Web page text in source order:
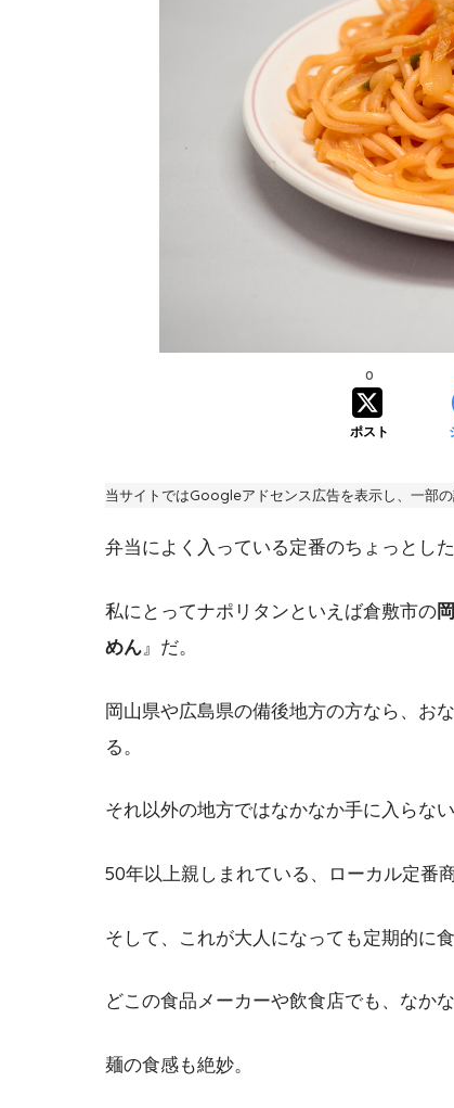
ポスト
0
当サイトではGoogleアドセンス広告を表示し、一部
弁当によく入っている定番のちょっとし
私にとってナポリタンといえば倉敷市の
めん』だ。
岡山県や広島県の備後地方の方なら、お
る。
それ以外の地方ではなかなか手に入らない
50年以上親しまれている、ローカル定番商
そして、これが大人になっても定期的に
どこの食品メーカーや飲食店でも、なか
麺の食感も絶妙。